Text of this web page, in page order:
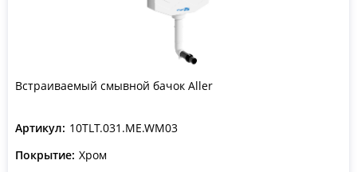
Встраиваемый смывной бачок Aller
Артикул: 10TLT.031.ME.WM03
Покрытие: Хром